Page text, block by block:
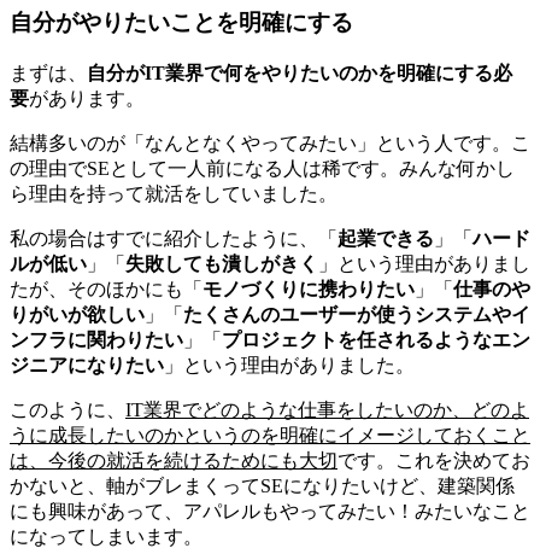
自分がやりたいことを明確にする
まずは、
自分がIT業界で何をやりたいのかを明確にする必
要があります。
結構多いのが「なんとなくやってみたい」という人です。こ
の理由でSEとして一人前になる人は稀です。みんな何かし
ら理由を持って就活をしていました。
私の場合はすでに紹介したように、「 起業できる 」「ハード
ルが低い 」「 失敗しても潰しがきく 」という理由がありまし
たが、そのほかにも「 モノづくりに携わりたい 」「 仕事のや
りがいが欲しい 」「 たくさんのユーザーが使うシステムやイ
ンフラに関わりたい 」「 プロジェクトを任されるようなエン
ジニアになりたい 」という理由がありました。
このように、 IT業界でどのような仕事をしたいのか、どのよ
うに成長したいのかというのを明確にイメージしておくこと
は、今後の就活を続けるためにも大切です。これを決めてお
かないと、軸がブレまくってSEになりたいけど、建築関係
にも興味があって、アパレルもやってみたい！みたいなこと
になってしまいます。